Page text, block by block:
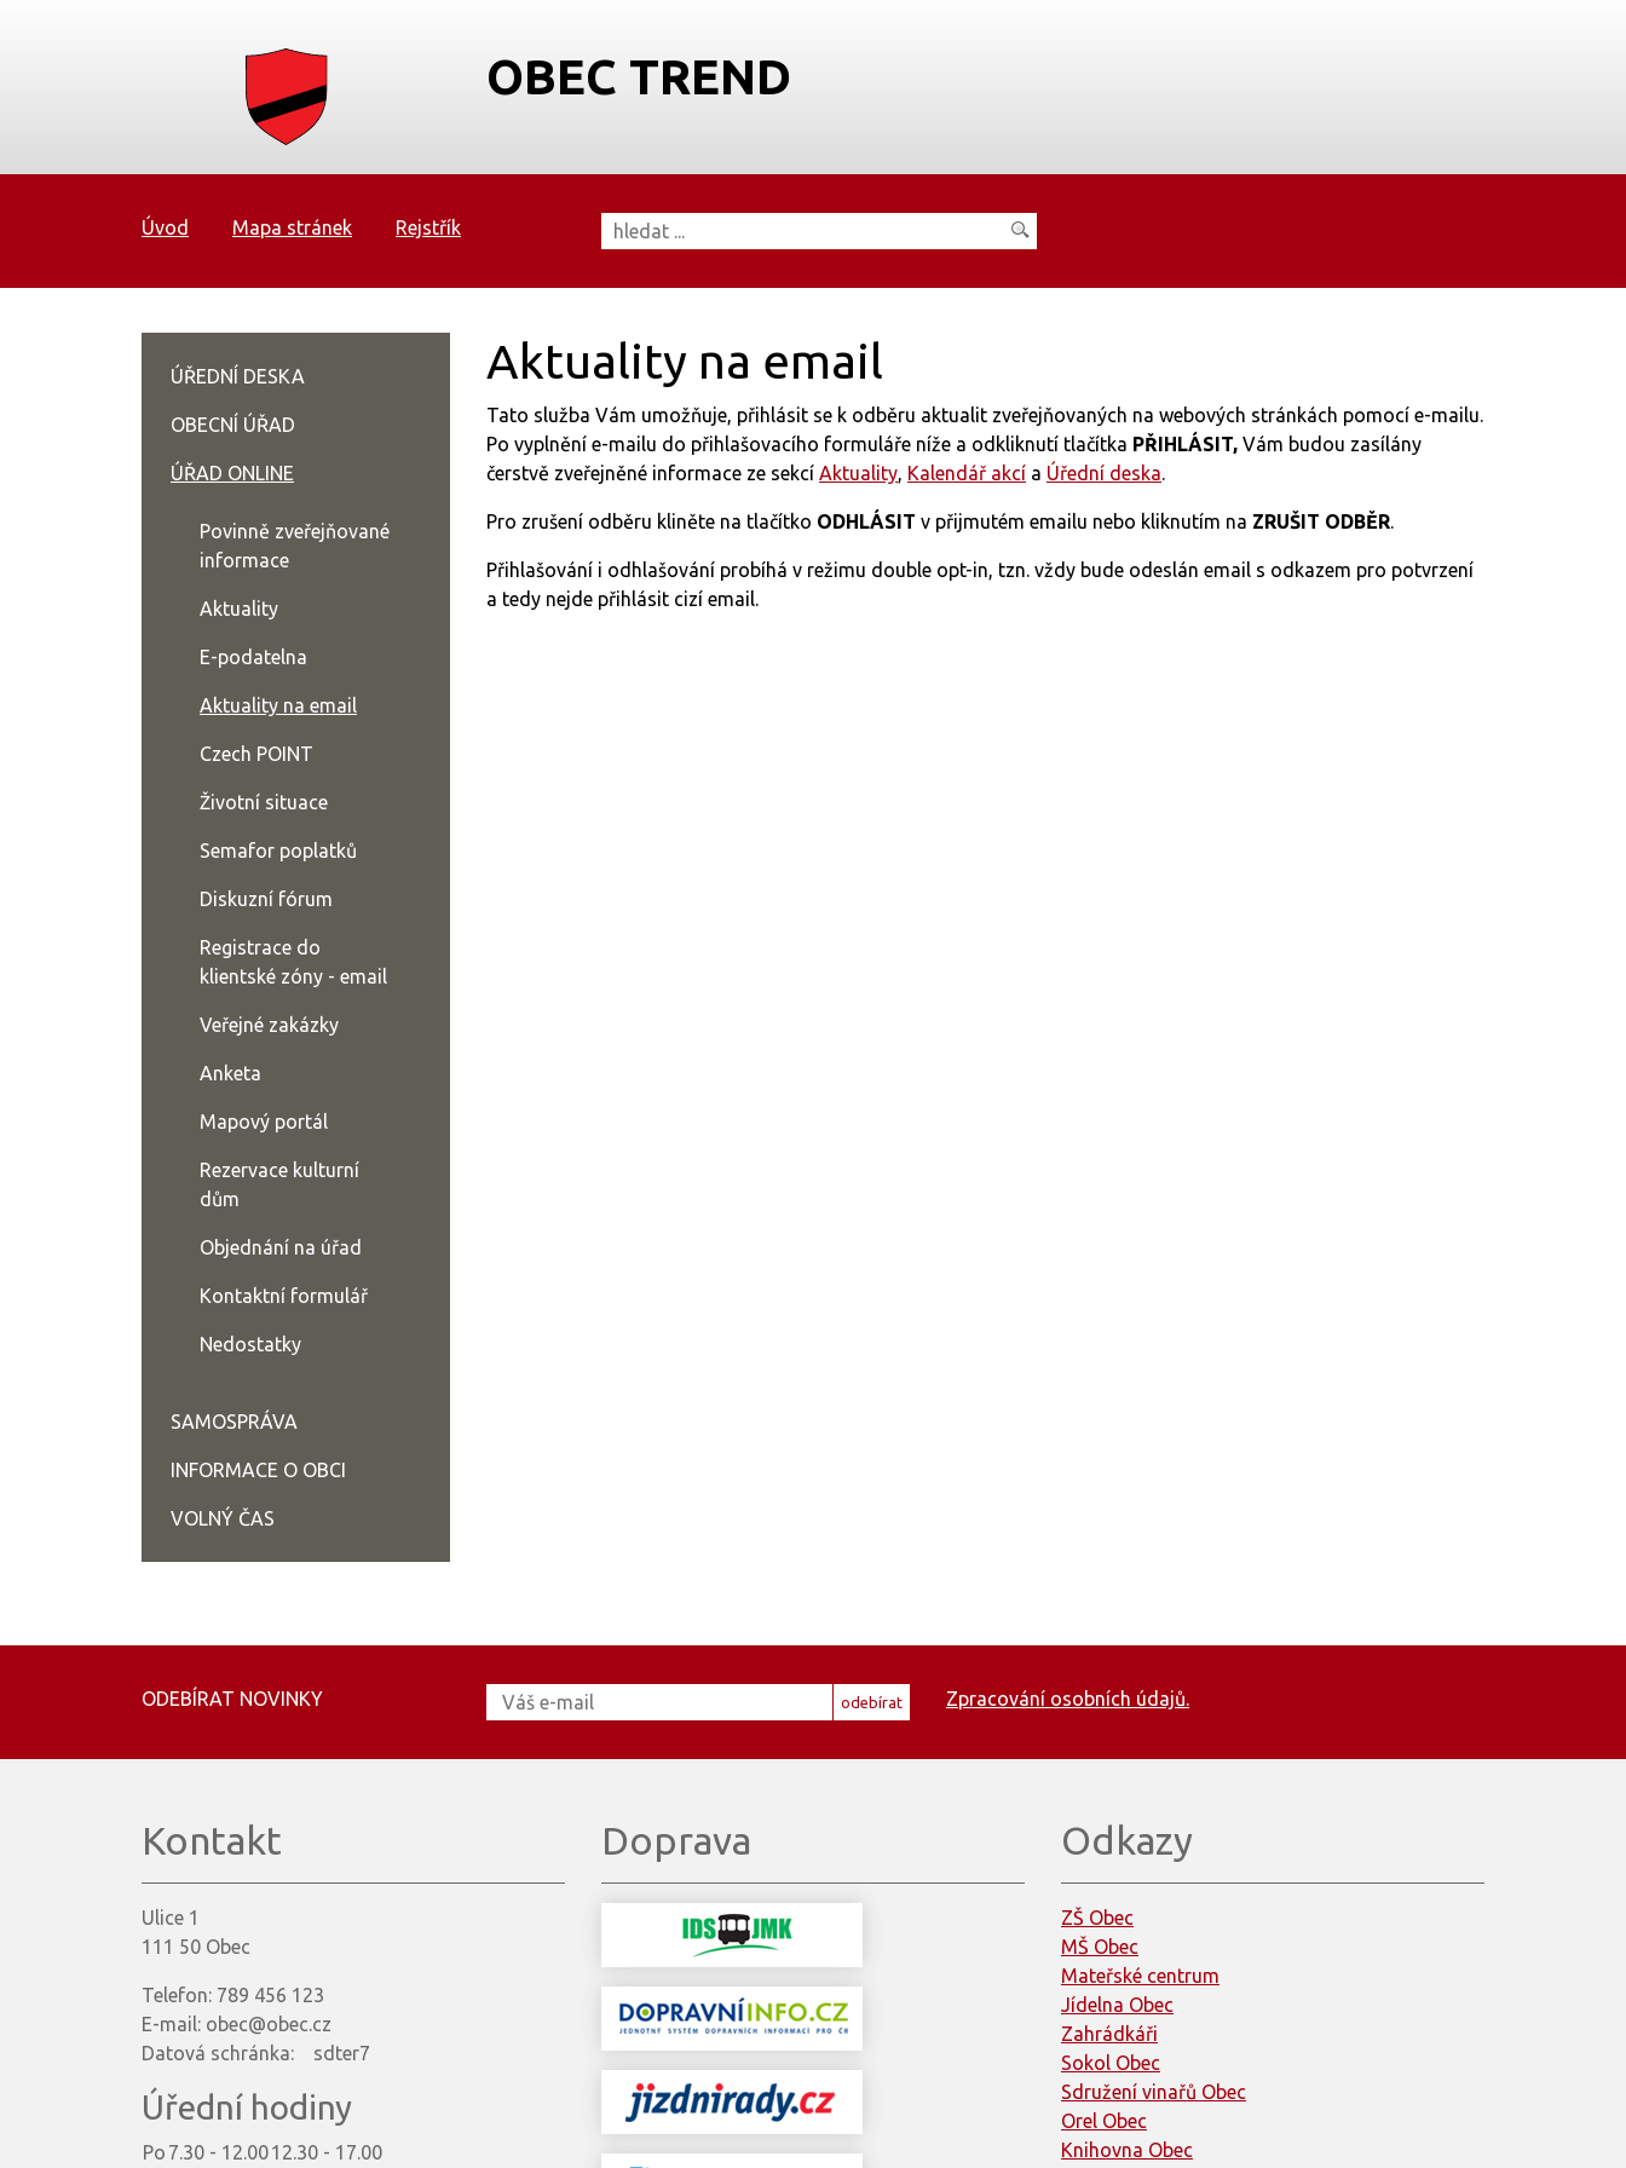
OBEC TREND
Úvod Mapa stránek Rejstřík
Aktuality na email
Tato služba Vám umožňuje, přihlásit se k odběru aktualit zveřejňovaných na webových stránkách pomocí e-mailu.
Po vyplnění e-mailu do přihlašovacího formuláře níže a odkliknutí tlačítka PŘIHLÁSIT, Vám budou zasílány
čerstvě zveřejněné informace ze sekcí Aktuality, Kalendář akcí a Úřední deska.
Pro zrušení odběru kliněte na tlačítko ODHLÁSIT v přijmutém emailu nebo kliknutím na ZRUŠIT ODBĚR.
Přihlašování i odhlašování probíhá v režimu double opt-in, tzn. vždy bude odeslán email s odkazem pro potvrzení
a tedy nejde přihlásit cizí email.
ÚŘEDNÍ DESKA
OBECNÍ ÚŘAD
ÚŘAD ONLINE
Povinně zveřejňované
informace
Aktuality
E-podatelna
Aktuality na email
Czech POINT
Životní situace
Semafor poplatků
Diskuzní fórum
Registrace do
klientské zóny - email
Veřejné zakázky
Anketa
Mapový portál
Rezervace kulturní
dům
Objednání na úřad
Kontaktní formulář
Nedostatky
SAMOSPRÁVA
INFORMACE O OBCI
VOLNÝ ČAS
ODEBÍRAT NOVINKY odebírat Zpracování osobních údajů.
Kontakt
Ulice 1
111 50 Obec
Telefon: 789 456 123
E-mail: obec@obec.cz
Datová schránka: sdter7
Úřední hodiny
Po 7.30 - 12.0012.30 - 17.00
Doprava Odkazy
ZŠ Obec
MŠ Obec
Mateřské centrum
Jídelna Obec
Zahrádkáři
Sokol Obec
Sdružení vinařů Obec
Orel Obec
Knihovna Obec